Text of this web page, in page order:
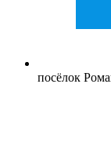
посёлок